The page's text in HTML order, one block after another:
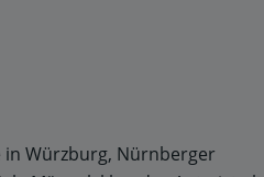
in Würzburg, Nürnberger